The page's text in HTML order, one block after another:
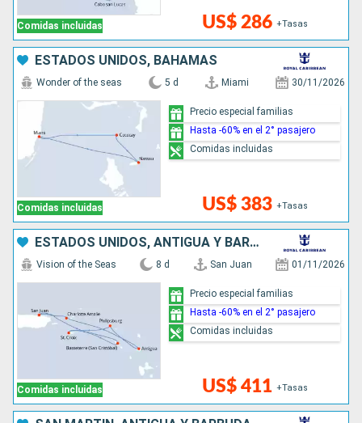
Comidas incluidas US$ 286 +Tasas
ESTADOS UNIDOS, BAHAMAS
Comidas incluidas
Wonder of the seas 5 d Miami 30/11/2026
US$ 383 +Tasas
Precio especial familias
Hasta -60% en el 2° pasajero
Comidas incluidas
ESTADOS UNIDOS, ANTIGUA Y BARBUDA, SAN MARTÍN, PUERTO RICO
Comidas incluidas
Vision of the Seas 8 d San Juan 01/11/2026
US$ 411 +Tasas
Precio especial familias
Hasta -60% en el 2° pasajero
Comidas incluidas